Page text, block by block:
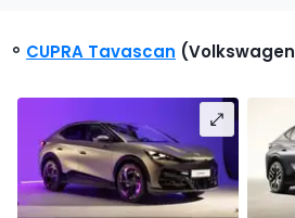
CUPRA Tavascan (Volkswagen